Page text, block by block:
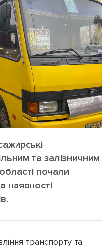
Прес-релізи
Фото/Відео
Made in Lviv
та залізничним
почали
наявності
транспорту та